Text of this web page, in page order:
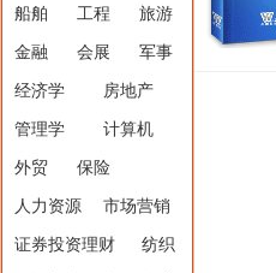
船舶 工程 旅游
金融 会展 军事
经济学 房地产
管理学 计算机
外贸 保险
人力资源 市场营销
证券投资理财 纺织